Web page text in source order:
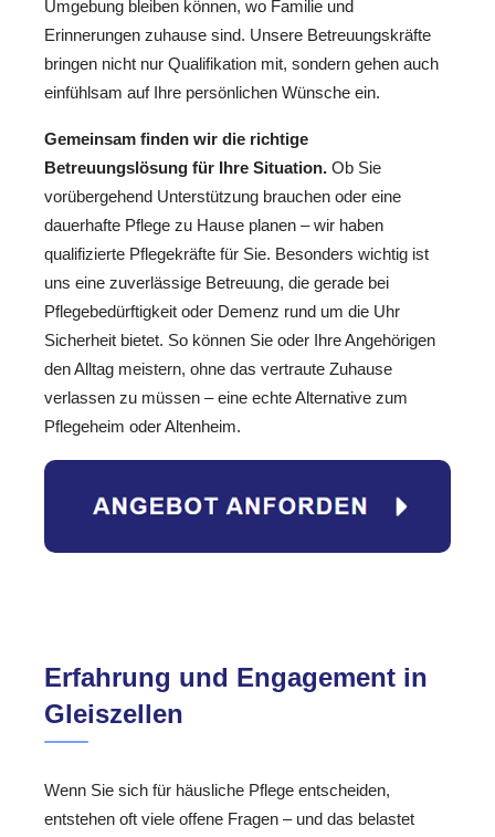
Umgebung bleiben können, wo Familie und
Erinnerungen zuhause sind. Unsere Betreuungskräfte
bringen nicht nur Qualifikation mit, sondern gehen auch
einfühlsam auf Ihre persönlichen Wünsche ein.
Gemeinsam finden wir die richtige
Betreuungslösung für Ihre Situation. Ob Sie
vorübergehend Unterstützung brauchen oder eine
dauerhafte Pflege zu Hause planen – wir haben
qualifizierte Pflegekräfte für Sie. Besonders wichtig ist
uns eine zuverlässige Betreuung, die gerade bei
Pflegebedürftigkeit oder Demenz rund um die Uhr
Sicherheit bietet. So können Sie oder Ihre Angehörigen
den Alltag meistern, ohne das vertraute Zuhause
verlassen zu müssen – eine echte Alternative zum
Pflegeheim oder Altenheim.
Erfahrung und Engagement in
Gleiszellen
Wenn Sie sich für häusliche Pflege entscheiden,
entstehen oft viele offene Fragen – und das belastet